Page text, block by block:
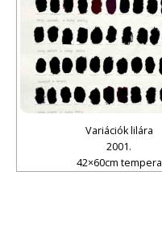
Variációk lilára
2001.
42×60cm tempera